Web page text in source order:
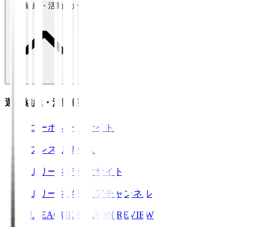
運営組織・活動紹介
運営組織・活動紹介
コーポレートサイト
プレスリリース
Ｊリーグデータサイト
Ｊリーグメディアチャンネル
J.LEAGUE SEASON REVIEW